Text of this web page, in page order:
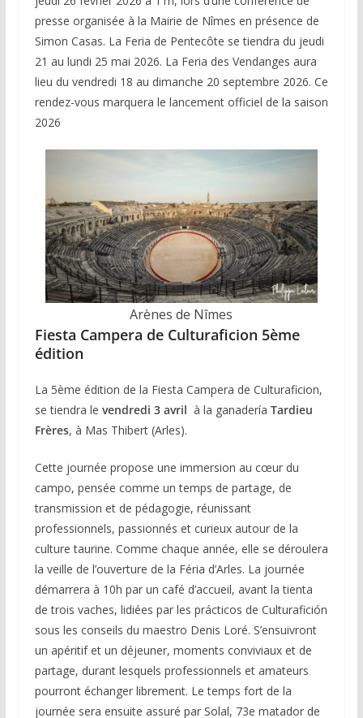
presse organisée à la Mairie de Nîmes en présence de
Simon Casas. La Feria de Pentecôte se tiendra du jeudi
21 au lundi 25 mai 2026. La Feria des Vendanges aura
lieu du vendredi 18 au dimanche 20 septembre 2026. Ce
rendez-vous marquera le lancement officiel de la saison
2026
Arènes de Nîmes
Fiesta Campera de Culturaficion 5ème
édition
La 5ème édition de la Fiesta Campera de Culturaficion,
se tiendra le vendredi 3 avril à la ganadería Tardieu
Frères, à Mas Thibert (Arles).
Cette journée propose une immersion au cœur du
campo, pensée comme un temps de partage, de
transmission et de pédagogie, réunissant
professionnels, passionnés et curieux autour de la
culture taurine. Comme chaque année, elle se déroulera
la veille de l’ouverture de la Féria d’Arles. La journée
démarrera à 10h par un café d’accueil, avant la tienta
de trois vaches, lidiées par les prácticos de Culturafición
sous les conseils du maestro Denis Loré. S’ensuivront
un apéritif et un déjeuner, moments conviviaux et de
partage, durant lesquels professionnels et amateurs
pourront échanger librement. Le temps fort de la
journée sera ensuite assuré par Solal, 73e matador de